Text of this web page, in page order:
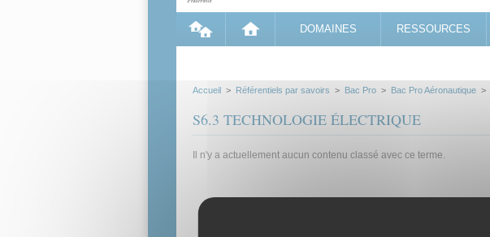
DOMAINES RESSOURCES
Accueil > Référentiels par savoirs > Bac Pro > Bac Pro Aéronautique >
S6.3 TECHNOLOGIE ÉLECTRIQUE
Il n'y a actuellement aucun contenu classé avec ce terme.